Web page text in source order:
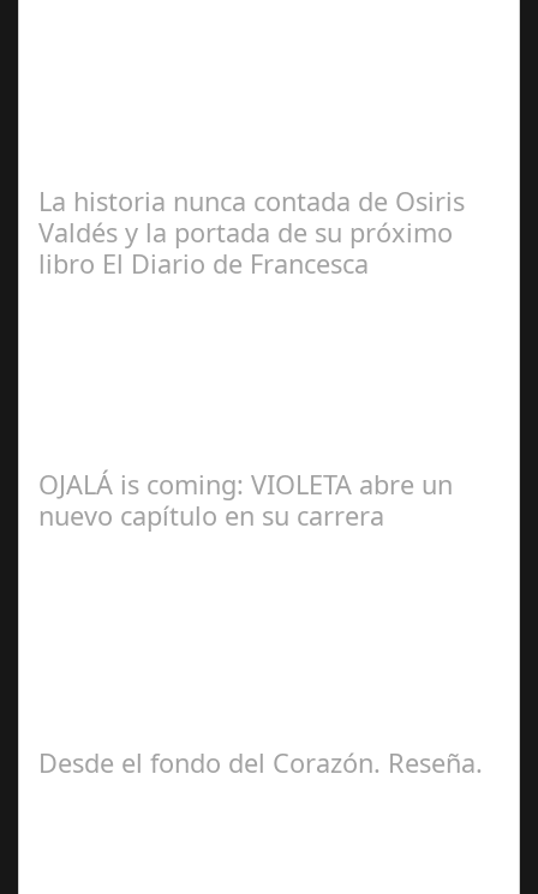
La historia nunca contada de Osiris
Valdés y la portada de su próximo
libro El Diario de Francesca
OJALÁ is coming: VIOLETA abre un
nuevo capítulo en su carrera
Desde el fondo del Corazón. Reseña.